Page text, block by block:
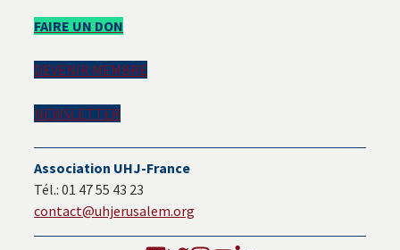
Barre
principale
FAIRE UN DON
DEVENIR MEMBRE
NEWSLETTER
Association UHJ-France
Tél.: 01 47 55 43 23
contact@uhjerusalem.org